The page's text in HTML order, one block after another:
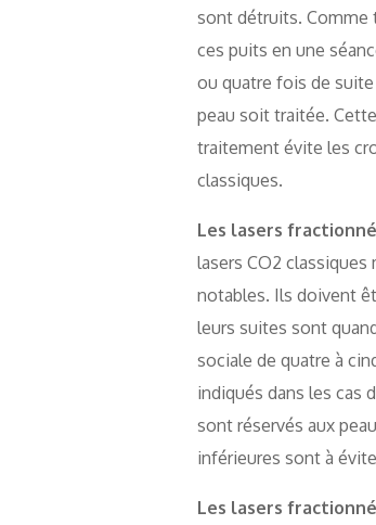
sont détruits. Comme
ces puits en une
ou quatre fois de
peau soit traitée.
traitement évite les
classiques.
Les lasers
lasers CO2 classiques
notables. Ils doivent
leurs suites sont
sociale de quatre à
indiqués dans les cas
sont réservés aux
inférieures sont à
Les lasers